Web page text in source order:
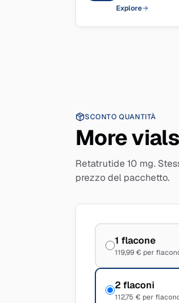
Explore
SCONTO QUANTITÀ
More
Retatrutide 10 mg.
prezzo del pacchetto.
1 flacone
119,99 € per
2 flaconi
112,75 € per